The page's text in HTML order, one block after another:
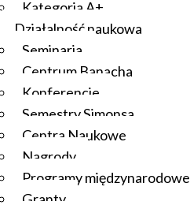
Kategoria A+
Działalność naukowa
Seminaria
Centrum Banacha
Konferencje
Semestry Simonsa
Centra Naukowe
Nagrody
Programy międzynarodowe
Granty